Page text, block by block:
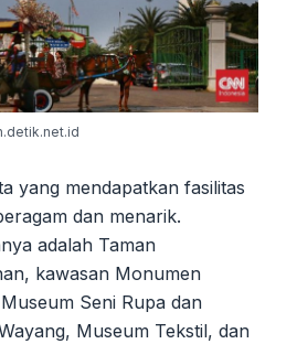
yang mendapatkan fasilitas
dan menarik.
adalah Taman
kawasan Monumen
Seni Rupa dan
Museum Tekstil, dan